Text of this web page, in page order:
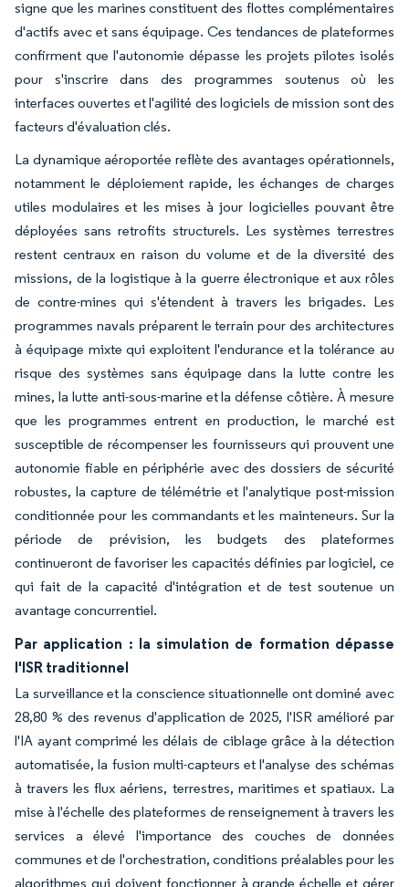
signe que les marines constituent des flottes complémentaires
d'actifs avec et sans équipage. Ces tendances de plateformes
confirment que l'autonomie dépasse les projets pilotes isolés
pour s'inscrire dans des programmes soutenus où les
interfaces ouvertes et l'agilité des logiciels de mission sont des
facteurs d'évaluation clés.
La dynamique aéroportée reflète des avantages opérationnels,
notamment le déploiement rapide, les échanges de charges
utiles modulaires et les mises à jour logicielles pouvant être
déployées sans retrofits structurels. Les systèmes terrestres
restent centraux en raison du volume et de la diversité des
missions, de la logistique à la guerre électronique et aux rôles
de contre-mines qui s'étendent à travers les brigades. Les
programmes navals préparent le terrain pour des architectures
à équipage mixte qui exploitent l'endurance et la tolérance au
risque des systèmes sans équipage dans la lutte contre les
mines, la lutte anti-sous-marine et la défense côtière. À mesure
que les programmes entrent en production, le marché est
susceptible de récompenser les fournisseurs qui prouvent une
autonomie fiable en périphérie avec des dossiers de sécurité
robustes, la capture de télémétrie et l'analytique post-mission
conditionnée pour les commandants et les mainteneurs. Sur la
période de prévision, les budgets des plateformes
continueront de favoriser les capacités définies par logiciel, ce
qui fait de la capacité d'intégration et de test soutenue un
avantage concurrentiel.
Par application : la simulation de formation dépasse
l'ISR traditionnel
La surveillance et la conscience situationnelle ont dominé avec
28,80 % des revenus d'application de 2025, l'ISR amélioré par
l'IA ayant comprimé les délais de ciblage grâce à la détection
automatisée, la fusion multi-capteurs et l'analyse des schémas
à travers les flux aériens, terrestres, maritimes et spatiaux. La
mise à l'échelle des plateformes de renseignement à travers les
services a élevé l'importance des couches de données
communes et de l'orchestration, conditions préalables pour les
algorithmes qui doivent fonctionner à grande échelle et gérer